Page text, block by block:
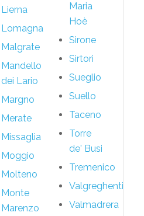
Lierna
Lomagna
Malgrate
Mandello
dei Lario
Margno
Merate
Missaglia
Moggio
Molteno
Monte
Marenzo
Maria
Hoè
Sirone
Sirtori
Sueglio
Suello
Taceno
Torre
de' Busi
Tremenico
Valgreghentino
Valmadrera